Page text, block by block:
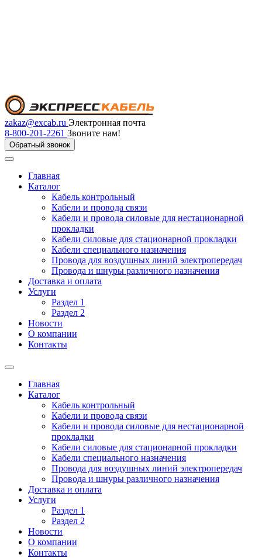
zakaz@excab.ru Электронная почта
8-800-201-2261 Звоните нам!
Обратный звонок
Главная
Каталог
Кабель контрольный
Кабели и провода связи
Кабели и провода силовые для нестационарной
прокладки
Кабели силовые для стационарной прокладки
Кабели специального назначения
Провода для воздушных линий электропередач
Провода и шнуры различного назначения
Доставка и оплата
Услуги
Раздел 1
Раздел 2
Новости
О компании
Контакты
Главная
Каталог
Кабель контрольный
Кабели и провода связи
Кабели и провода силовые для нестационарной
прокладки
Кабели силовые для стационарной прокладки
Кабели специального назначения
Провода для воздушных линий электропередач
Провода и шнуры различного назначения
Доставка и оплата
Услуги
Раздел 1
Раздел 2
Новости
О компании
Контакты